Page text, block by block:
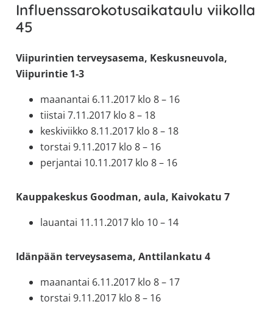
Influenssarokotusaikataulu viikolla
45
Viipurintien terveysasema, Keskusneuvola,
Viipurintie 1-3
maanantai 6.11.2017 klo 8 – 16
tiistai 7.11.2017 klo 8 – 18
keskiviikko 8.11.2017 klo 8 – 18
torstai 9.11.2017 klo 8 – 16
perjantai 10.11.2017 klo 8 – 16
Kauppakeskus Goodman, aula, Kaivokatu 7
lauantai 11.11.2017 klo 10 – 14
Idänpään terveysasema, Anttilankatu 4
maanantai 6.11.2017 klo 8 – 17
torstai 9.11.2017 klo 8 – 16